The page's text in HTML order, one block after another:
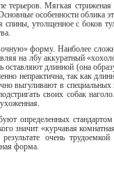
терьеров. Мяг­кая
особенности облика
спины, утолщенное с боков
форму. Наиболее
на лбу аккурат­ный
длинной (она
непрактична, так как
выгуливают в
своих собак
определенных
значит «курчавая
очень трудоемкой
форма.